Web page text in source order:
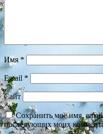
Имя *
Email *
Сайт
Сохранить моё имя, email
последующих моих